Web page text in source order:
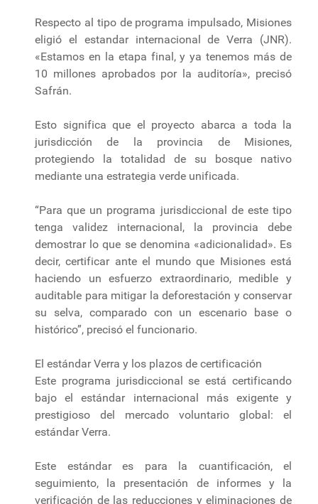
Respecto al tipo de programa impulsado, Misiones
eligió el estandar internacional de Verra (JNR).
«Estamos en la etapa final, y ya tenemos más de
10 millones aprobados por la auditoría», precisó
Safrán.
Esto significa que el proyecto abarca a toda la
jurisdicción de la provincia de Misiones,
protegiendo la totalidad de su bosque nativo
mediante una estrategia verde unificada.
“Para que un programa jurisdiccional de este tipo
tenga validez internacional, la provincia debe
demostrar lo que se denomina «adicionalidad». Es
decir, certificar ante el mundo que Misiones está
haciendo un esfuerzo extraordinario, medible y
auditable para mitigar la deforestación y conservar
su selva, comparado con un escenario base o
histórico”, precisó el funcionario.
El estándar Verra y los plazos de certificación
Este programa jurisdiccional se está certificando
bajo el estándar internacional más exigente y
prestigioso del mercado voluntario global: el
estándar Verra.
Este estándar es para la cuantificación, el
seguimiento, la presentación de informes y la
verificación de las reducciones y eliminaciones de